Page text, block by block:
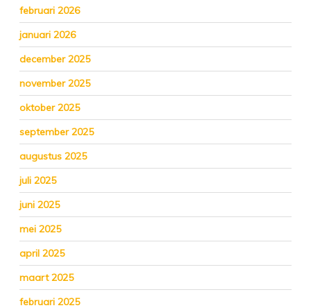
februari 2026
januari 2026
december 2025
november 2025
oktober 2025
september 2025
augustus 2025
juli 2025
juni 2025
mei 2025
april 2025
maart 2025
februari 2025